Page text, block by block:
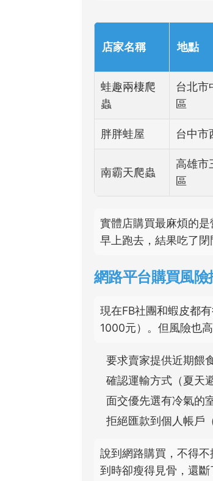
店家名稱 地點
蛙趣兩棲爬
蟲
台北市
區
胖胖蛙屋 台中市
南霸天爬蟲
高雄市
區
實體店購買最麻煩的
早上跑去，結果吃了閉
網路平台購買風險
現在FB社團和蝦皮都
1000元）。但風險也
要求賣家提供近期餵
確認運輸方式（夏天
面交優先選有冷氣的
拒絕匯款到個人帳戶
說到網路購買，不得
到時卻瘦得見骨，還